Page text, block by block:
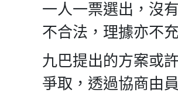
一人一票選出，沒
不合法，理據亦不
九巴提出的方案或
爭取，透過協商由